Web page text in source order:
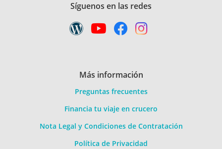
Síguenos en las redes
Más información
Preguntas frecuentes
Financia tu viaje en crucero
Nota Legal y Condiciones de Contratación
Política de Privacidad